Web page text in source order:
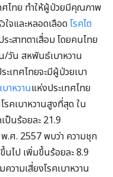
ศไทย ทำให้ผู้ป่วยมีคุณภาพ
ใจและหลอดเลือดโรคไต
ะสาทตาเสื่อม โดยคนไทย
วัน สหพันธ์เบาหวาน
เทศไทยจะมีผู้ป่วยเบา
บาหวานแห่งประเทศไทย
คเบาหวานสูงที่สุด ใน
ป็นร้อยละ 21.9
.ศ. 2557 พบว่า ความชุก
นไป เพิ่มขึ้นร้อยละ 8.9
ามเสี่ยงโรคเบาหวาน